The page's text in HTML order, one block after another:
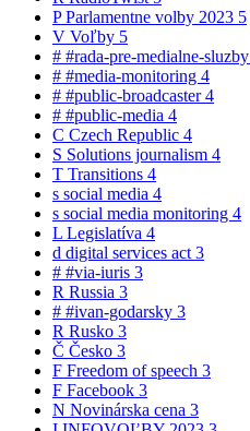
PParlamentne volby 2023 5
V Voľby 5
# #rada-pre-medialne-sluzby
# #media-monitoring 4
# #public-broadcaster4
# #public-media 4
C Czech Republic 4
S Solutions journalism 4
T Transitions 4
s social media 4
s social media monitoring 4
L Legislatíva 4
d digital services act 3
# #via-iuris 3
R Russia 3
# #ivan-godarsky 3
R Rusko 3
Č Česko 3
F Freedom of speech 3
F Facebook 3
N Novinárska cena 3